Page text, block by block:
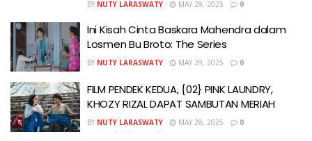
BY NUTY LARASWATY MAY 29, 2025 0
Ini Kisah Cinta Baskara Mahendra dalam
Losmen Bu Broto: The Series
BY NUTY LARASWATY MAY 29, 2025 0
FILM PENDEK KEDUA, {02} PINK LAUNDRY,
KHOZY RIZAL DAPAT SAMBUTAN MERIAH
BY NUTY LARASWATY MAY 28, 2025 0